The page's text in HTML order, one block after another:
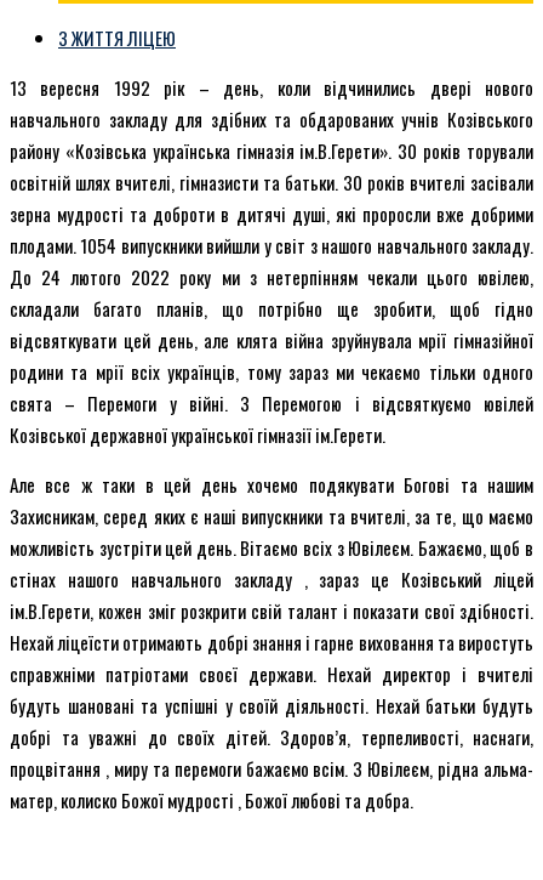
З ЖИТТЯ ЛІЦЕЮ
13 вересня 1992 рік – день, коли відчинились двері нового
навчального закладу для здібних та обдарованих учнів Козівського
району «Козівська українська гімназія ім.В.Герети». 30 років торували
освітній шлях вчителі, гімназисти та батьки. 30 років вчителі засівали
зерна мудрості та доброти в дитячі душі, які проросли вже добрими
плодами. 1054 випускники вийшли у світ з нашого навчального закладу.
До 24 лютого 2022 року ми з нетерпінням чекали цього ювілею,
складали багато планів, що потрібно ще зробити, щоб гідно
відсвяткувати цей день, але клята війна зруйнувала мрії гімназійної
родини та мрії всіх українців, тому зараз ми чекаємо тільки одного
свята – Перемоги у війні. З Перемогою і відсвяткуємо ювілей
Козівської державної української гімназії ім.Герети.
Але все ж таки в цей день хочемо подякувати Богові та нашим
Захисникам, серед яких є наші випускники та вчителі, за те, що маємо
можливість зустріти цей день. Вітаємо всіх з Ювілеєм. Бажаємо, щоб в
стінах нашого навчального закладу , зараз це Козівський ліцей
ім.В.Герети, кожен зміг розкрити свій талант і показати свої здібності.
Нехай ліцеїсти отримають добрі знання і гарне виховання та виростуть
справжніми патріотами своєї держави. Нехай директор і вчителі
будуть шановані та успішні у своїй діяльності. Нехай батьки будуть
добрі та уважні до своїх дітей. Здоров’я, терпеливості, наснаги,
процвітання , миру та перемоги бажаємо всім. З Ювілеєм, рідна альма-
матер, колиско Божої мудрості , Божої любові та добра.